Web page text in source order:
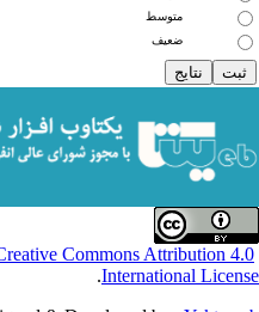
متوسط
ضعیف
Creative Commons
.